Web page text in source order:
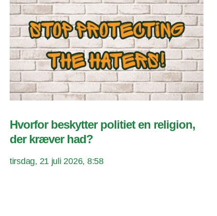
Hvorfor beskytter politiet en religion,
der kræver had?
tirsdag, 21 juli 2026, 8:58